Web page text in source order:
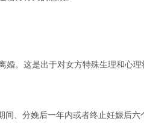
婚。这是出于对女方特殊生理和心
、分娩后一年内或者终止妊娠后六